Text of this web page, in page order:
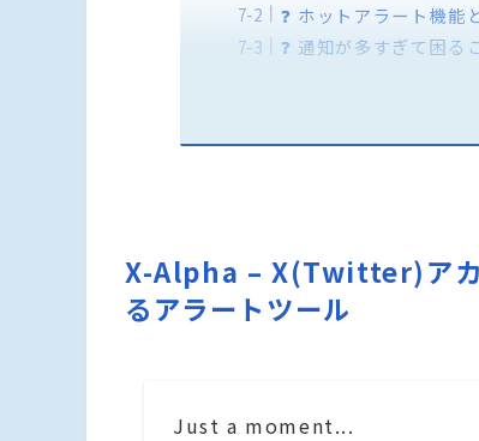
❓ ホットアラート機能
❓ 通知が多すぎて困る
X-Alpha – X(Twitter)アカ
るアラートツール
Just a moment...